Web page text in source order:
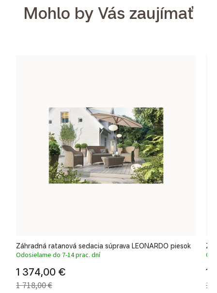
Mohlo by Vás zaujímať
Záhradná ratanová sedacia súprava LEONARDO piesok
Odosielame do 7-14 prac. dní
1 374,00 €
1 718,00 €
1
1